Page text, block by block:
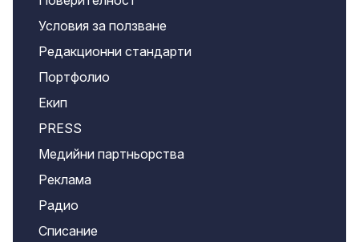
Условия за ползване
Редакционни стандарти
Портфолио
Екип
PRESS
Медийни партньорства
Реклама
Радио
Списание